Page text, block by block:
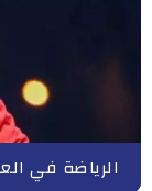
الرياضة في